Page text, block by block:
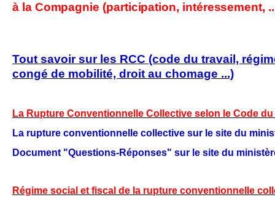
à la Compagnie (participation, intéressement,
Tout savoir sur les RCC (code du travail,
congé de mobilité, droit au chomage ...)
La Rupture Conventionnelle Collective selon le Code du
La rupture conventionnelle collective sur le site du
Document "Questions-Réponses" sur le site du
Régime social et fiscal de la rupture conventionnelle